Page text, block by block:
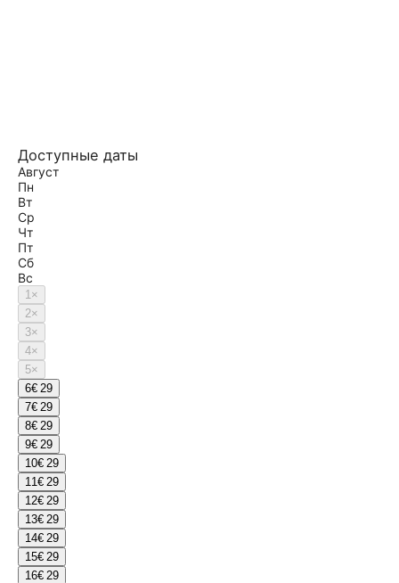
Доступные даты
Август
Пн
Вт
Ср
Чт
Пт
Сб
Вс
1×
2×
3×
4×
5×
6€ 29
7€ 29
8€ 29
9€ 29
10€ 29
11€ 29
12€ 29
13€ 29
14€ 29
15€ 29
16€ 29